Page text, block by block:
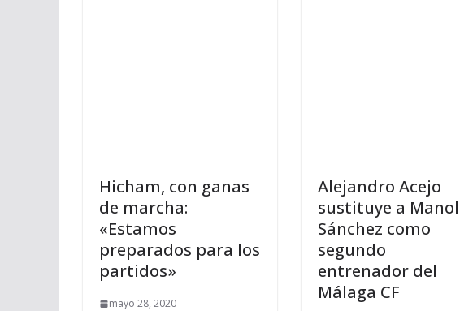
Hicham, con ganas
de marcha:
«Estamos
preparados para los
partidos»
mayo 28, 2020
Alejandro Acejo
sustituye a
Sánchez como
segundo
entrenador del
Málaga CF